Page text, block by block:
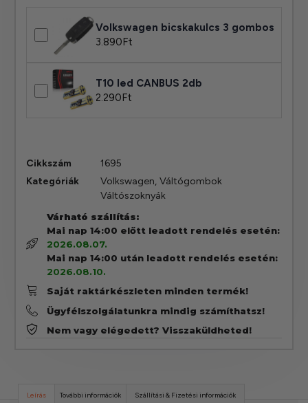
Volkswagen bicskakulcs 3 gombos
3.890Ft
T10 led CANBUS 2db
2.290Ft
Cikkszám
1695
Kategóriák
Volkswagen,Váltógombok
Váltószoknyák
Várható szállítás:
Mai nap 14:00 előtt leadott rendelés esetén:
2026.08.07.
Mai nap 14:00 után leadott rendelés esetén:
2026.08.10.
Saját raktárkészleten minden termék!
Ügyfélszolgálatunkra mindig számíthatsz!
Nem vagy elégedett? Visszaküldheted!
Leírás További információk Szállítási & Fizetési információk